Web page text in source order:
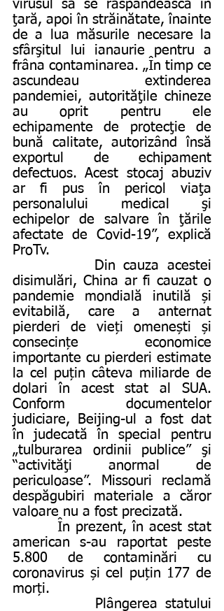
virusul să se răspândească în
ţară, apoi în străinătate, înainte
de a lua măsurile necesare la
sfârşitul lui ianaurie pentru a
frâna contaminarea. „În timp ce
ascundeau extinderea
pandemiei, autorităţile chineze
au oprit pentru ele
echipamente de protecţie de
bună calitate, autorizând însă
exportul de echipament
defectuos. Acest stocaj abuziv
ar fi pus în pericol viaţa
personalului medical şi
echipelor de salvare în ţările
afectate de Covid-19”, explică
ProTv.
disimulări, China ar fi cauzat o
pandemie mondială inutilă și
evitabilă, care a anternat
pierderi de vieți omenești și
consecințe economice
importante cu pierderi estimate
la cel puțin câteva miliarde de
dolari în acest stat al SUA.
Conform documentelor
judiciare, Beijing-ul a fost dat
în judecată în special pentru
„tulburarea ordinii publice” şi
“activităţi anormal de
periculoase”. Missouri reclamă
despăgubiri materiale a căror
valoare nu a fost precizată.
american s-au raportat peste
5.800 de contaminări cu
coronavirus și cel puțin 177 de
morți.